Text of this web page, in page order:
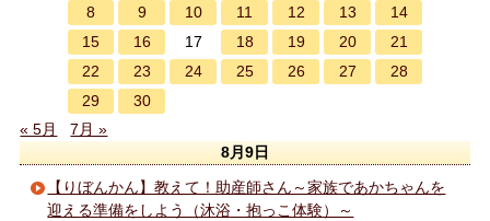
8
9 10 11 12 13
14
15
16 17 18 19 20
21
22
23 24 25 26 27
28
29
30
« 5月
7月 »
8月9日
【りぼんかん】教えて！助産師さん～家族であかちゃんを
迎える準備をしよう（沐浴・抱っこ体験）～